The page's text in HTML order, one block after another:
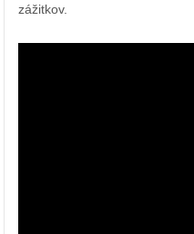
zážitkov.